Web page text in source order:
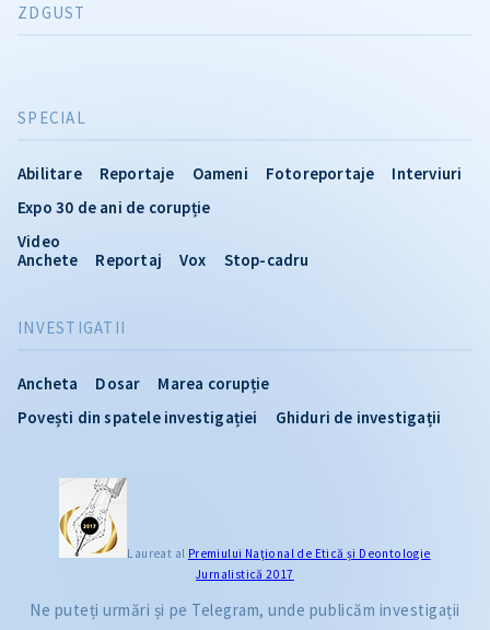
INVESTIGATII
Ancheta Dosar
Marea corupție
Povești din spatele investigației
Ghiduri de investigații
SPECIAL
Abilitare Reportaje Oameni Fotoreportaje
Interviuri
Expo 30 de ani de corupție
Video
Anchete
Reportaj Vox Stop-cadru
ZDGUST
Laureat al Premiului Naţional de Etică și Deontologie
Jurnalistică 2017
Ne puteți urmări și pe Telegram, unde publicăm investigații